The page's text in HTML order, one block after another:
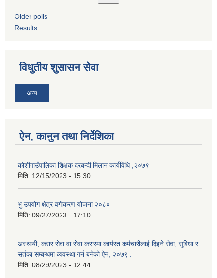
Older polls
Results
विधुतीय शुसासन सेवा
अन्य
ऐन, कानुन तथा निर्देशिका
कोशीगाउँपालिका शिक्षक दरबन्दी मिलान कार्यविधि ,२०७९
मिति: 12/15/2023 - 15:30
भु उपयोग क्षेत्र वर्गीकरण योजना २०८०
मिति: 09/27/2023 - 17:10
अस्थायी, करार सेवा वा सेवा करारमा कार्यरत कर्मचारीलाई दिइने सेवा, सुविधा र
सर्तका सम्बन्धमा व्यवस्था गर्न बनेको ऐन, २०७९ ‍.
मिति: 08/29/2023 - 12:44